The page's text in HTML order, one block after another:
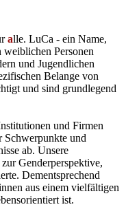
alle. LuCa - ein Name,
Personen
und Jugendlichen
Belange von
und sind grundlegend
und Firmen
Schwerpunkte und
ab. Unsere
Genderperspektive,
Dementsprechend
aus einem vielfältigen
ist.